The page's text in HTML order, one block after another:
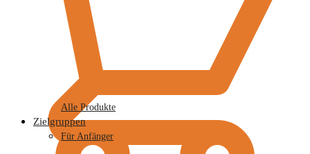
Alle Produkte
Zielgruppen
Für Anfänger